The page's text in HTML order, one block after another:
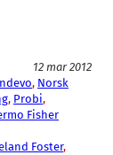
12 mar 2012
, Norsk
, Probi
Fisher
Foster